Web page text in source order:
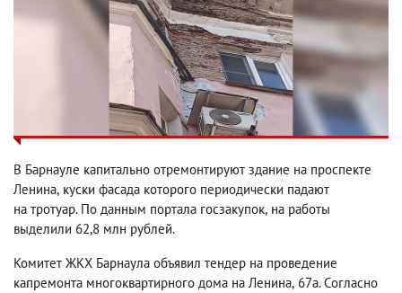
В Барнауле капитально отремонтируют здание на проспекте
Ленина, куски фасада которого периодически падают
на тротуар. По данным портала госзакупок, на работы
выделили 62,8 млн рублей.
Комитет ЖКХ Барнаула объявил тендер на проведение
капремонта многоквартирного дома на Ленина, 67а. Согласно